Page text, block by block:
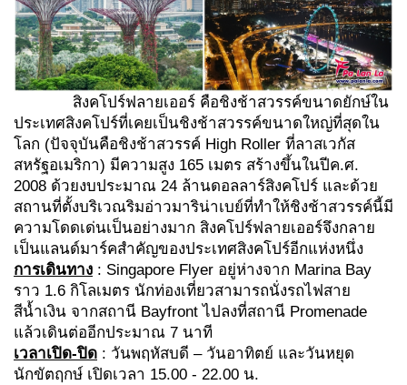
สิงคโปร์ฟลายเออร์ คือชิงช้าสวรรค์ขนาดยักษ์ใน
ประเทศสิงคโปร์ที่เคยเป็นชิงช้าสวรรค์ขนาดใหญ่ที่สุดใน
โลก (ปัจจุบันคือชิงช้าสวรรค์ High Roller ที่ลาสเวกัส
สหรัฐอเมริกา) มีความสูง 165 เมตร สร้างขึ้นในปีค.ศ.
2008 ด้วยงบประมาณ 24 ล้านดอลลาร์สิงคโปร์ และด้วย
สถานที่ตั้งบริเวณริมอ่าวมาริน่าเบย์ที่ทำให้ชิงช้าสวรรค์นี้มี
ความโดดเด่นเป็นอย่างมาก สิงคโปร์ฟลายเออร์จึงกลาย
เป็นแลนด์มาร์คสำคัญของประเทศสิงคโปร์อีกแห่งหนึ่ง
การเดินทาง : Singapore Flyer อยู่ห่างจาก Marina Bay
ราว 1.6 กิโลเมตร นักท่องเที่ยวสามารถนั่งรถไฟสาย
สีน้ำเงิน จากสถานี Bayfront ไปลงที่สถานี Promenade
แล้วเดินต่ออีกประมาณ 7 นาที
เวลาเปิด-ปิด : วันพฤหัสบดี – วันอาทิตย์ และวันหยุด
นักขัตฤกษ์ เปิดเวลา 15.00 - 22.00 น.